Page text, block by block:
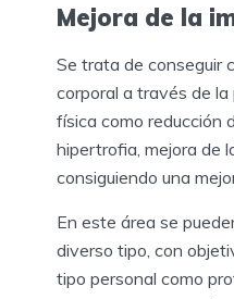
Mejora de la
Se trata de conseguir
corporal a través de
física como reducción
hipertrofia, mejora de
consiguiendo una
En este área se
diverso tipo, con
tipo personal como